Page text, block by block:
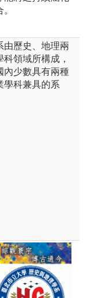
由歷史、地理兩
科領域所構成，
內少數具有兩種
學科兼具的系